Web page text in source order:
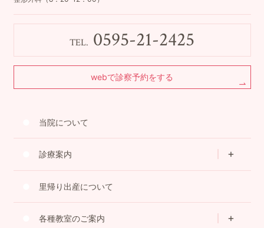
TEL. 0595-21-2425
webで診察予約をする
当院について
診療案内
里帰り出産について
各種教室のご案内